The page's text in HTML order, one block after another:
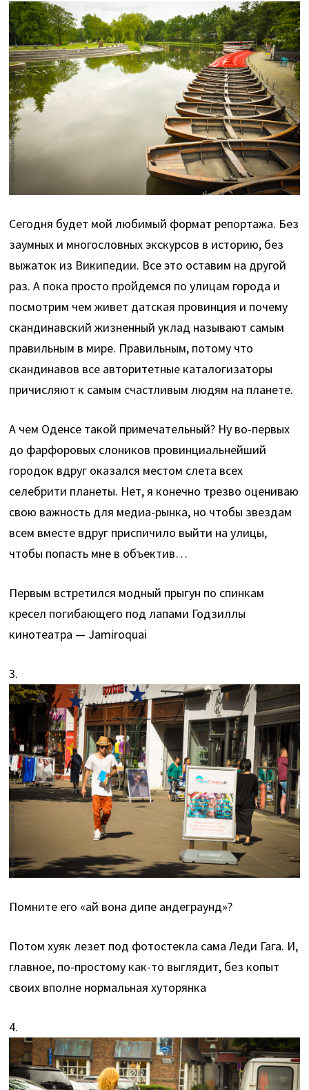
Сегодня будет мой любимый формат репортажа. Без
заумных и многословных экскурсов в историю, без
выжаток из Википедии. Все это оставим на другой
раз. А пока просто пройдемся по улицам города и
посмотрим чем живет датская провинция и почему
скандинавский жизненный уклад называют самым
правильным в мире. Правильным, потому что
скандинавов все авторитетные каталогизаторы
причисляют к самым счастливым людям на планете.
А чем Оденсе такой примечательный? Ну во-первых
до фарфоровых слоников провинциальнейший
городок вдруг оказался местом слета всех
селебрити планеты. Нет, я конечно трезво оцениваю
свою важность для медиа-рынка, но чтобы звездам
всем вместе вдруг приспичило выйти на улицы,
чтобы попасть мне в объектив…
Первым встретился модный прыгун по спинкам
кресел погибающего под лапами Годзиллы
кинотеатра — Jamiroquai
3.
Помните его «ай вона дипе андеграунд»?
Потом хуяк лезет под фотостекла сама Леди Гага. И,
главное, по-простому как-то выглядит, без копыт
своих вполне нормальная хуторянка
4.